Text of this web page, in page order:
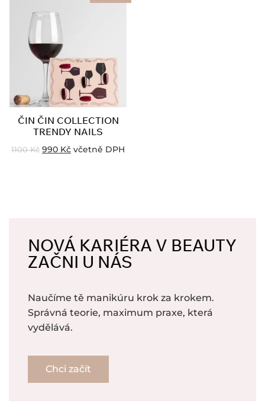
ČIN ČIN COLLECTION
TRENDY NAILS
1100Kč 990 Kč včetně DPH
NOVÁ KARIÉRA V BEAUTY
ZAČNI U NÁS
Naučíme tě manikúru krok za krokem.
Správná teorie, maximum praxe, která
vydělává.
Chci začít